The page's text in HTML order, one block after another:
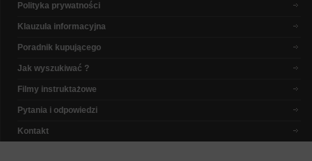
Polityka prywatności
Klauzula informacyjna
Poradnik kupującego
Jak wyszukiwać ?
Filmy instruktażowe
Pytania i odpowiedzi
Kontakt